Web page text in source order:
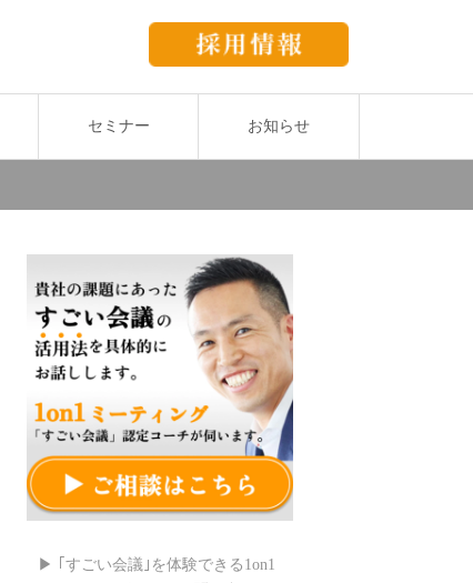
セミナー お知らせ
▶ ｢すごい会議｣を体験できる1on1